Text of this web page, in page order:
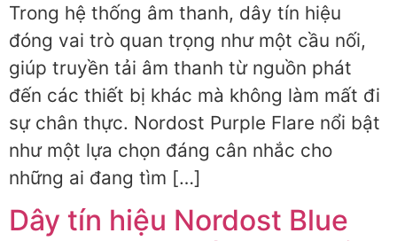
Trong hệ thống âm thanh, dây tín hiệu
đóng vai trò quan trọng như một cầu nối,
giúp truyền tải âm thanh từ nguồn phát
đến các thiết bị khác mà không làm mất đi
sự chân thực. Nordost Purple Flare nổi bật
như một lựa chọn đáng cân nhắc cho
những ai đang tìm […]
Dây tín hiệu Nordost Blue